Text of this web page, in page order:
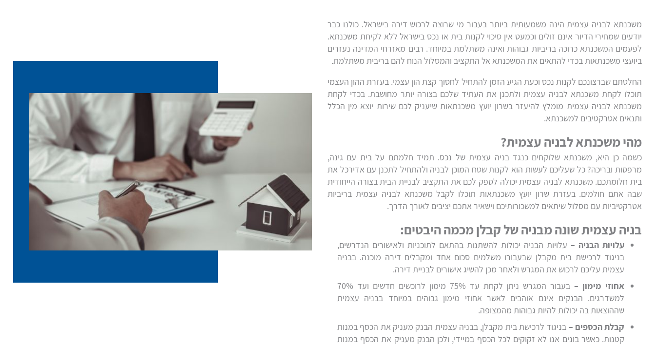
משכנתא לבניה עצמית הינה משמעותית ביותר בעבור מי שרוצה לרכוש דירה בישראל. כולנו כבר
יודעים שמחירי הדיור אינם זולים וכמעט אין סיכוי לקנות בית או נכס בישראל ללא לקיחת משכנתא.
לפעמים המשכנתא כרוכה בריביות גבוהות ואינה משתלמת במיוחד. רבים מאזרחי המדינה נעזרים
ביועצי משכנתאות בכדי להתאים את המשכנתא אל התקציב והמסלול הנוח להם בריבית משתלמת.
החלטתם שברצונכם לקנות נכס וכעת הגיע הזמן להתחיל לחסוך קצת הון עצמי. בעזרת ההון העצמי
תוכלו לקחת משכנתא לבניה עצמית ולתכנן את העתיד שלכם בצורה יותר מחושבת. בכדי לקחת
משכנתא לבניה עצמית מומלץ להיעזר בשרון יועץ משכנתאות שיעניק לכם שירות יוצא מין הכלל
ותנאים אטרקטיבים למשכנתא.
מהי משכנתא לבניה עצמית?
כשמה כן היא, משכנתא שלוקחים כנגד בניה עצמית של נכס. תמיד חלמתם על בית עם גינה,
מרפסות ובריכה? כל שעליכם לעשות הוא לקנות שטח המוכן לבניה ולהתחיל לתכנן עם אדירכל את
בית חלומתכם. משכנתא לבניה עצמית יכולה לספק לכם את התקציב לבניית הבית בצורה הייחודית
שבה אתם חולמים. בעזרת שרון יועץ משכנתאות תוכלו לקבל משכנתא לבניה עצמית בריביות
אטרקטיביות עם מסלול שיתאים למשכורותיכם וישאיר אתכם יציבים לאורך הדרך.
בניה עצמית שונה מבניה של קבלן מכמה היבטים:
עלויות הבניה –עלויות הבניה יכולות להשתנות בהתאם לתוכניות ולאישורים הנדרשים,
בניגוד לרכישת בית מקבלן שבעבורו משלמים סכום אחד ומקבלים דירה מוכנה. בבניה
עצמית עליכם לרכוש את המגרש ולאחר מכן להשיג אישורים לבניית דירה.
אחוזי מימון –
בעבור המגרש ניתן לקחת עד 75% מימון לרוכשים חדשים ועד 70%
למשדרגים. הבנקים אינם אוהבים לאשר אחוזי מימון גבוהים במיוחד בבניה עצמית
שההוצאות בה יכולות להיות גבוהות מהמצופה.
קבלת הכספים – בניגוד לרכישת בית מקבלן, בבניה עצמית הבנק מעניק את הכסף במנות
קטנות. כאשר בונים אנו לא זקוקים לכל הכסף במיידי, ולכן הבנק מעניק את הכסף במנות